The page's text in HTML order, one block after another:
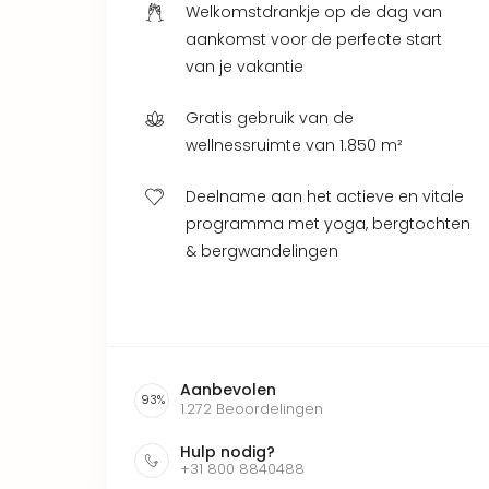
Welkomstdrankje op de dag van
aankomst voor de perfecte start
van je vakantie
Gratis gebruik van de
wellnessruimte van 1.850 m²
Deelname aan het actieve en vitale
programma met yoga, bergtochten
& bergwandelingen
93% Aanbevolen
1.272 Beoordelingen
Hulp nodig?
+31 800 8840488